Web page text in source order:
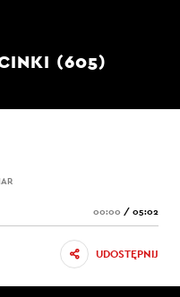
(605)
00:00 / 05:02
UDOSTĘPNIJ